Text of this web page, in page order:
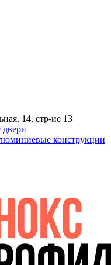
14, стр-ие 13
конструкции